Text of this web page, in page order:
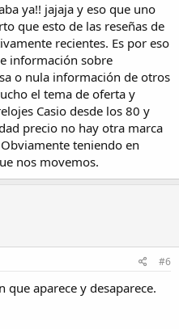
ya!! jajaja y eso que uno
que esto de las reseñas de
recientes. Es por eso
información sobre
o nula información de otros
el tema de oferta y
Casio desde los 80 y
precio no hay otra marca
teniendo en
nos movemos.
#6
aparece y desaparece.